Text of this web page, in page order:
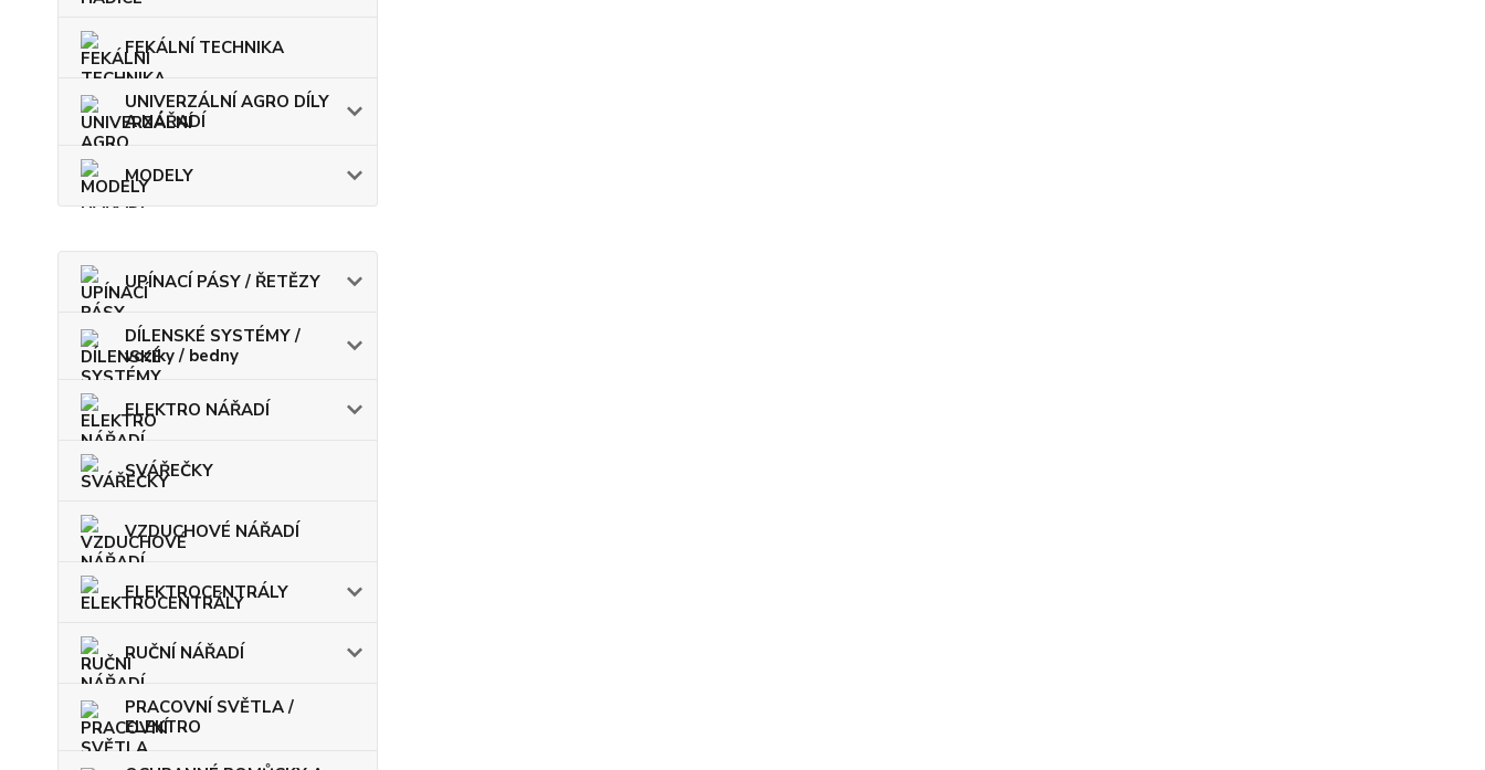
FEKÁLNÍ TECHNIKA
UNIVERZÁLNÍ AGRO DÍLY
A NÁŘADÍ
MODELY
UPÍNACÍ PÁSY / ŘETĚZY
DÍLENSKÉ SYSTÉMY /
vozíky / bedny
ELEKTRO NÁŘADÍ
SVÁŘEČKY
VZDUCHOVÉ NÁŘADÍ
ELEKTROCENTRÁLY
RUČNÍ NÁŘADÍ
PRACOVNÍ SVĚTLA /
ELEKTRO